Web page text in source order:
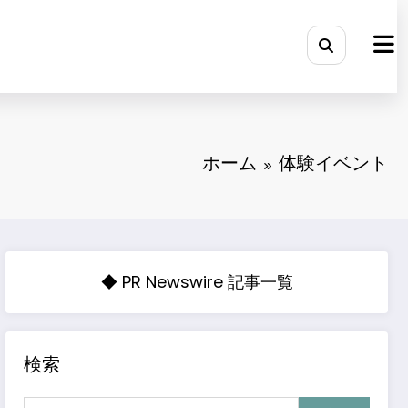
ホーム 体験イベント
◆ PR Newswire 記事一覧
検索